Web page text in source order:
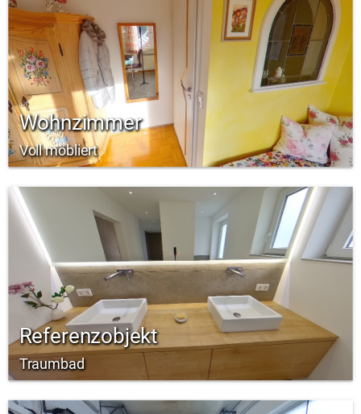
Wohnzimmer
Voll möbliert
Referenzobjekt
Traumbad